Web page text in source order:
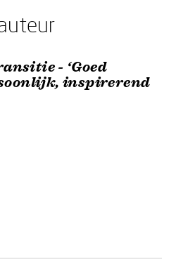
- ‘Goed
inspirerend